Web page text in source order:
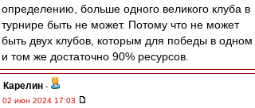
определению, больше одного великого клуба в
турнире быть не может. Потому что не может
быть двух клубов, которым для победы в одном
и том же достаточно 90% ресурсов.
Карелин -
02 июн 2024 17:03